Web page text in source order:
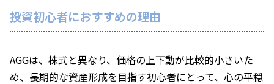
投資初心者におすすめの理由
AGGは、株式と異なり、価格の上下動が比較的小さいた
め、長期的な資産形成を目指す初心者にとって、心の平穏